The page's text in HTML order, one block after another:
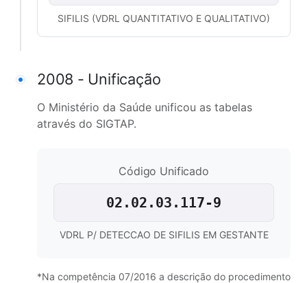
SIFILIS (VDRL QUANTITATIVO E QUALITATIVO)
2008 - Unificação
O Ministério da Saúde unificou as tabelas
através do SIGTAP.
Código Unificado
02.02.03.117-9
VDRL P/ DETECCAO DE SIFILIS EM GESTANTE
*Na competência 07/2016 a descrição do procedimento